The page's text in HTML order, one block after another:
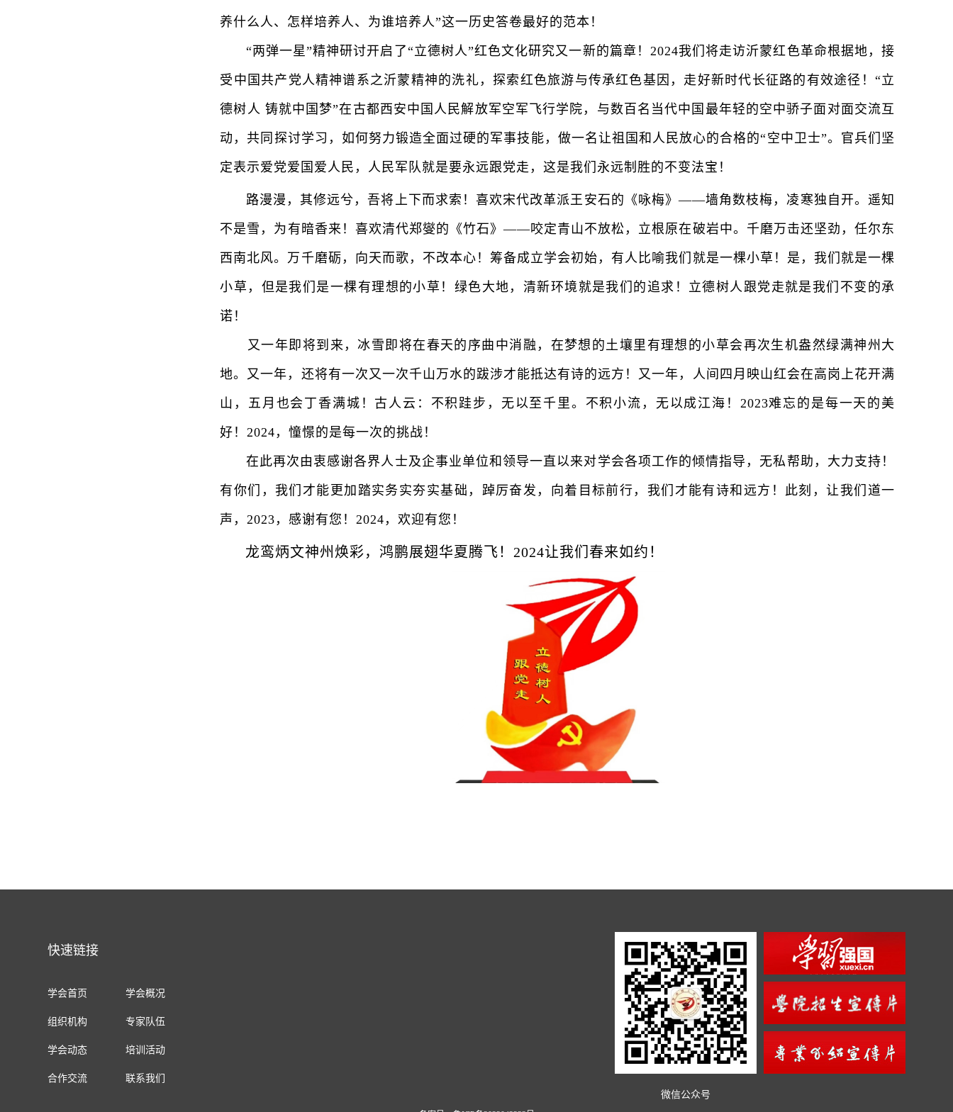
养什么人、怎样培养人、为谁培养人”这一历史答卷最好的范本！
“两弹一星”精神研讨开启了“立德树人”红色文化研究又一新的篇章！2024我们将走访沂蒙红色革命根据地，接
受中国共产党人精神谱系之沂蒙精神的洗礼，探索红色旅游与传承红色基因，走好新时代长征路的有效途径！“立
德树人 铸就中国梦”在古都西安中国人民解放军空军飞行学院，与数百名当代中国最年轻的空中骄子面对面交流互
动，共同探讨学习，如何努力锻造全面过硬的军事技能，做一名让祖国和人民放心的合格的“空中卫士”。官兵们坚
定表示爱党爱国爱人民，人民军队就是要永远跟党走，这是我们永远制胜的不变法宝！
路漫漫，其修远兮，吾将上下而求索！喜欢宋代改革派王安石的《咏梅》——墙角数枝梅，凌寒独自开。遥知
不是雪，为有暗香来！喜欢清代郑燮的《竹石》——咬定青山不放松，立根原在破岩中。千磨万击还坚劲，任尔东
西南北风。万千磨砺，向天而歌，不改本心！筹备成立学会初始，有人比喻我们就是一棵小草！是，我们就是一棵
小草，但是我们是一棵有理想的小草！绿色大地，清新环境就是我们的追求！立德树人跟党走就是我们不变的承
诺！
又一年即将到来，冰雪即将在春天的序曲中消融，在梦想的土壤里有理想的小草会再次生机盎然绿满神州大
地。又一年，还将有一次又一次千山万水的跋涉才能抵达有诗的远方！又一年，人间四月映山红会在高岗上花开满
山，五月也会丁香满城！古人云：不积跬步，无以至千里。不积小流，无以成江海！2023难忘的是每一天的美
好！2024，憧憬的是每一次的挑战！
在此再次由衷感谢各界人士及企事业单位和领导一直以来对学会各项工作的倾情指导，无私帮助，大力支持！
有你们，我们才能更加踏实务实夯实基础，踔厉奋发，向着目标前行，我们才能有诗和远方！此刻，让我们道一
声，2023，感谢有您！2024，欢迎有您！
龙鸾炳文神州焕彩，鸿鹏展翅华夏腾飞！2024让我们春来如约！
快速链接
学会首页 学会概况
组织机构 专家队伍
学会动态 培训活动
合作交流
联系我们
微信公众号